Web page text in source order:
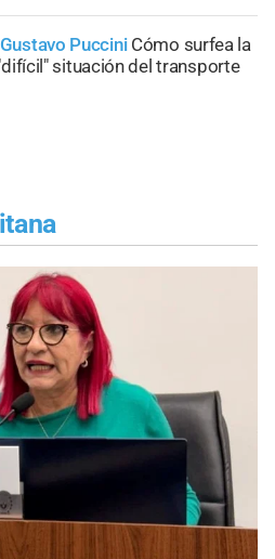
Puccini Cómo surfea la
situación del transporte